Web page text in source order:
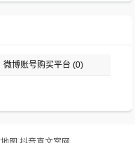
微博账号购买平台 (0)